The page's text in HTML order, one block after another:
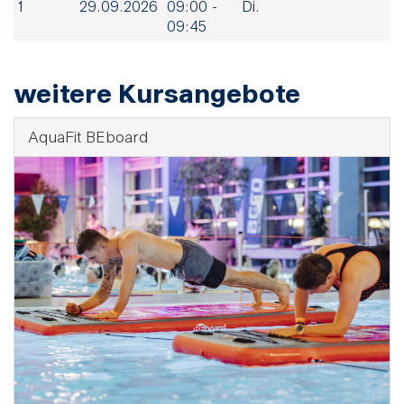
1 29.09.2026 09:00 -
09:45
Di.
weitere Kursangebote
AquaFit BEboard